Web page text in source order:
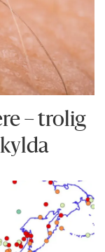
– trolig